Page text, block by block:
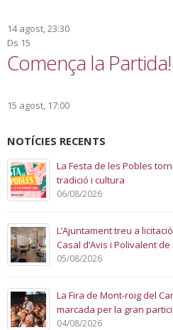
14 agost, 23:30
Ds 15
Comença la Partida!
15 agost, 17:00
NOTÍCIES RECENTS
La Festa de les Pobles
tradició i cultura
06/08/2026
L’Ajuntament treu a
Casal d’Avis i Polivalent
05/08/2026
La Fira de Mont-roig del
marcada per la gran
04/08/2026